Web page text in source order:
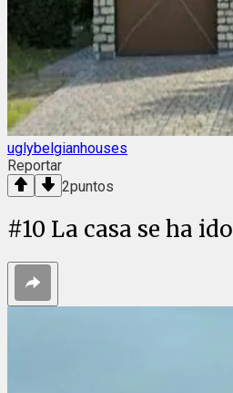
uglybelgianhouses
Reportar
2puntos
#10 La casa se ha ido